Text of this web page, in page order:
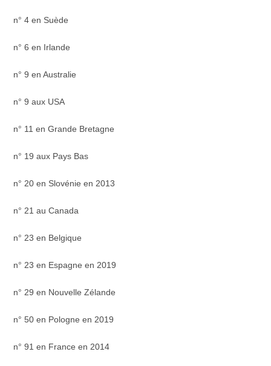
n° 4 en Suède
n° 6 en Irlande
n° 9 en Australie
n° 9 aux USA
n° 11 en Grande Bretagne
n° 19 aux Pays Bas
n° 20 en Slovénie en 2013
n° 21 au Canada
n° 23 en Belgique
n° 23 en Espagne en 2019
n° 29 en Nouvelle Zélande
n° 50 en Pologne en 2019
n° 91 en France en 2014